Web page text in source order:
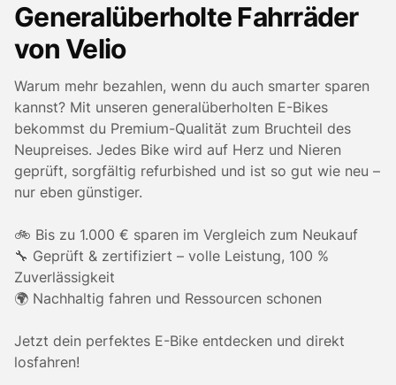
Generalüberholte Fahrräder
von Velio
Warum mehr bezahlen, wenn du auch smarter sparen
kannst? Mit unseren generalüberholten E-Bikes
bekommst du Premium-Qualität zum Bruchteil des
Neupreises. Jedes Bike wird auf Herz und Nieren
geprüft, sorgfältig refurbished und ist so gut wie neu –
nur eben günstiger.
🚲 Bis zu 1.000 € sparen im Vergleich zum Neukauf
🔧 Geprüft & zertifiziert – volle Leistung, 100 %
Zuverlässigkeit
🌍 Nachhaltig fahren und Ressourcen schonen
Jetzt dein perfektes E-Bike entdecken und direkt
losfahren!